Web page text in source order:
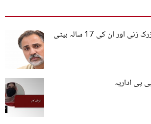
خضدار: عبد القدوس زرک زئی اور ان کی 17 سالہ بیٹی
پی اداریہ